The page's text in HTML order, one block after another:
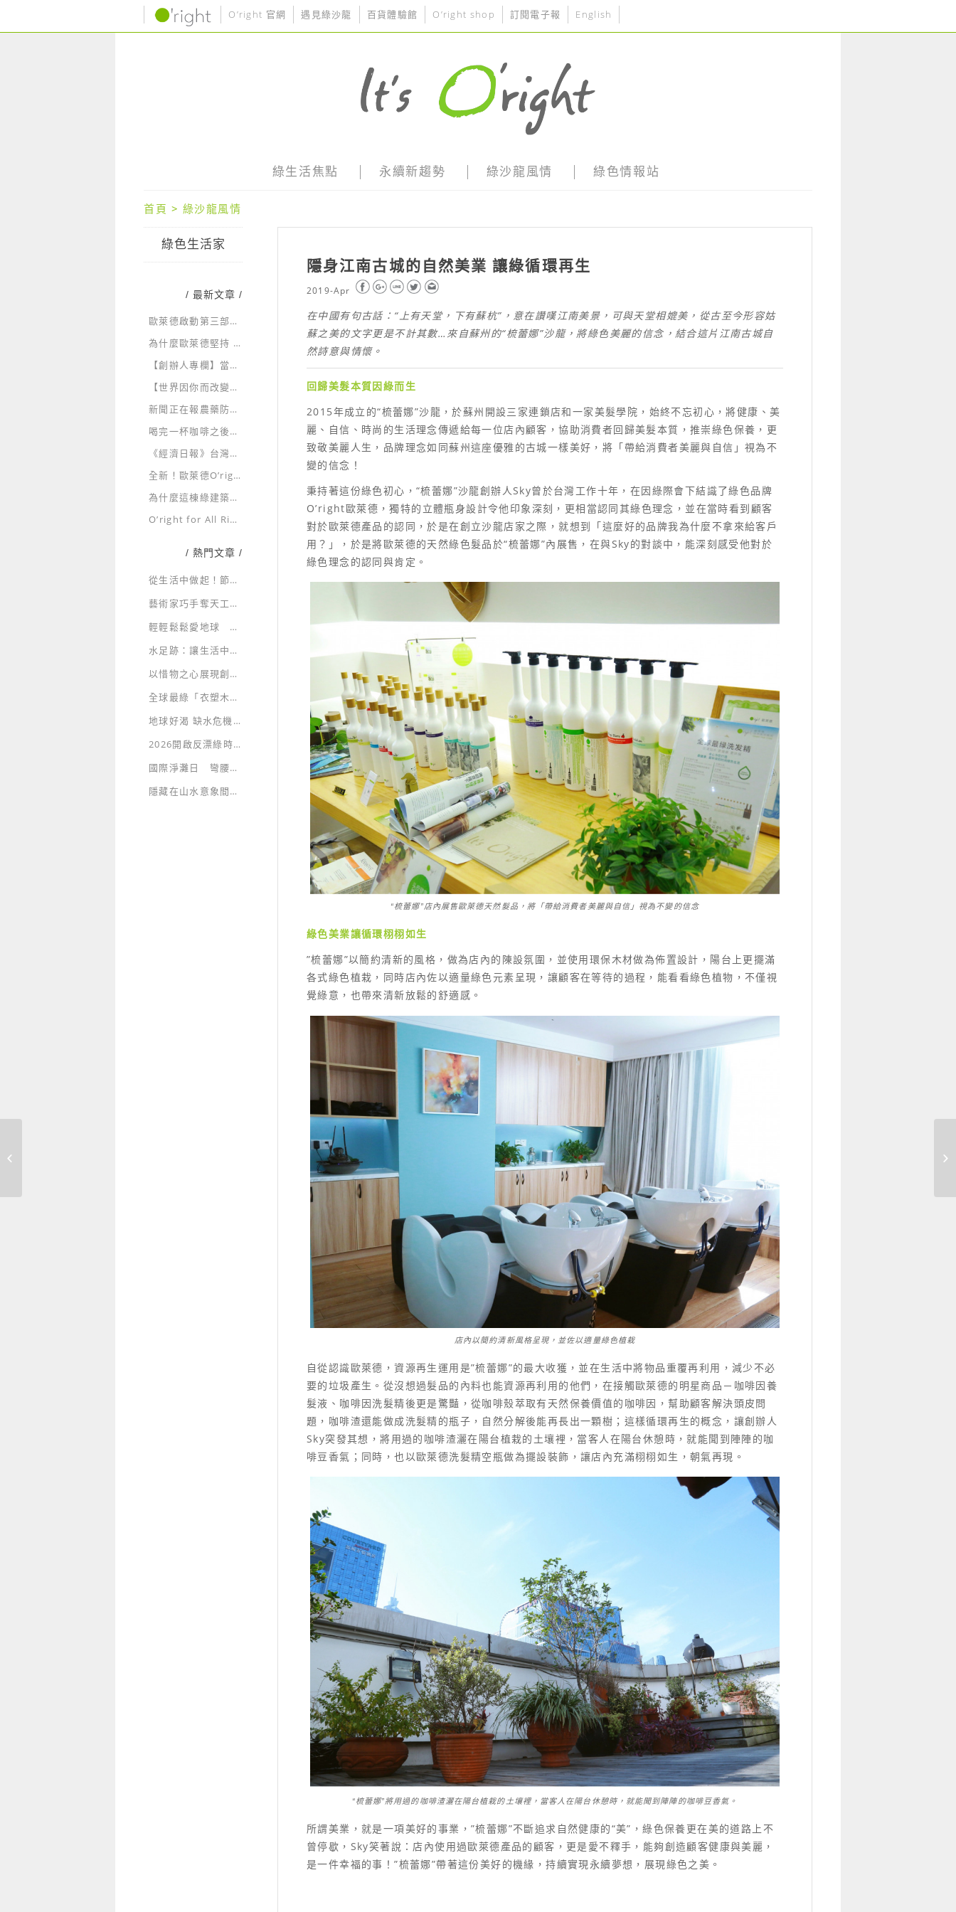
O’right 官網 遇見綠沙龍 百貨體驗館 O’right shop 訂閱電子報 English
綠生活焦點 永續新趨勢 綠沙龍風情 綠色情報站
首頁 > 綠沙龍風情
隱身江南古城的自然美業 讓綠循環再生
2019-Apr
在中國有句古話： “上有天堂，下有蘇杭” ，意在讚嘆江南美景，可與天堂相媲美，從古至今形容姑
蘇之美的文字更是不計其數…來自蘇州的“梳蕾娜”沙龍，將綠色美麗的信念，結合這片江南古城自
然詩意與情懷。
回歸美髮本質因綠而生
2015年成立的“梳蕾娜”沙龍，於蘇州開設三家連鎖店和一家美髮學院，始終不忘初心，將健康、美
麗、自信、時尚的生活理念傳遞給每一位店內顧客，協助消費者回歸美髮本質，推崇綠色保養，更
致敬美麗人生，品牌理念如同蘇州這座優雅的古城一樣美好，將「帶給消費者美麗與自信」視為不
變的信念！
秉持著這份綠色初心，“梳蕾娜”沙龍創辦人Sky曾於台灣工作十年，在因綠際會下結識了綠色品牌
O’right歐萊德，獨特的立體瓶身設計令他印象深刻，更相當認同其綠色理念，並在當時看到顧客
對於歐萊德產品的認同，於是在創立沙龍店家之際，就想到「這麼好的品牌我為什麼不拿來給客戶
用？」，於是將歐萊德的天然綠色髮品於“梳蕾娜”內展售，在與Sky的對談中，能深刻感受他對於
綠色理念的認同與肯定。
“梳蕾娜”店內展售歐萊德天然髮品，將「帶給消費者美麗與自信」視為不變的信念
綠色美業讓循環栩栩如生
”梳蕾娜”以簡約清新的風格，做為店內的陳設氛圍，並使用環保木材做為佈置設計，陽台上更擺滿
各式綠色植栽，同時店內佐以適量綠色元素呈現，讓顧客在等待的過程，能看看綠色植物，不僅視
覺綠意，也帶來清新放鬆的舒適感。
店內以簡約清新風格呈現，並佐以適量綠色植栽
自從認識歐萊德，資源再生運用是”梳蕾娜”的最大收獲，並在生活中將物品重覆再利用，減少不必
要的垃圾產生。從沒想過髮品的內料也能資源再利用的他們，在接觸歐萊德的明星商品－咖啡因養
髮液、咖啡因洗髮精後更是驚豔，從咖啡殼萃取有天然保養價值的咖啡因，幫助顧客解決頭皮問
題，咖啡渣還能做成洗髮精的瓶子，自然分解後能再長出一顆樹；這樣循環再生的概念，讓創辦人
Sky突發其想，將用過的咖啡渣灑在陽台植栽的土壤裡，當客人在陽台休憩時，就能聞到陣陣的咖
啡豆香氣；同時，也以歐萊德洗髮精空瓶做為擺設裝飾，讓店內充滿栩栩如生，朝氣再現。
“梳蕾娜”將用過的咖啡渣灑在陽台植栽的土壤裡，當客人在陽台休憩時，就能聞到陣陣的咖啡豆香氣。
所謂美業，就是一項美好的事業，”梳蕾娜”不斷追求自然健康的“美”，綠色保養更在美的道路上不
曾停歇，Sky笑著說：店內使用過歐萊德產品的顧客，更是愛不釋手，能夠創造顧客健康與美麗，
是一件幸福的事！”梳蕾娜”帶著這份美好的機緣，持續實現永續夢想，展現綠色之美。
綠色生活家
/ 最新文章 /
歐萊德啟動第三部國際公益氣候紀錄片
為什麼歐萊德堅持 100% 綠電製造？
【創辦人專欄】當萊雅、LVMH砸百萬遊說，更顯PIF重要！台灣美妝業準備好被世界驗證了嗎？
【世界因你而改變】TogetherGreener
新聞正在報農藥防蚊液，而你每天擦在孩子身上的那瓶，真的了解成分嗎？
喝完一杯咖啡之後，故事還沒有結束
《經濟日報》台灣首家美妝業者 歐萊德全產品PIF建置
全新！歐萊德O’right 經典四胜肽養髮液
為什麼這棟綠建築每天有人參訪？
O’right for All Rights 為所有生命的美好而存在
/ 熱門文章 /
從生活中做起！節約用水，省水大作戰！
藝術家巧手奪天工 環保藝術展新貌
輕輕鬆鬆愛地球 一起走入綠生活
水足跡：讓生活中耗用的水資源無所遁形
以惜物之心展現創意 “廢棄物”也能華麗轉身 再現永續價值
全球最綠「衣塑木」招牌 獨創永續新時尚
地球好渴 缺水危機急速蔓延
2026開啟反漂綠時代，假ESG企業將原形畢露
國際淨灘日 彎腰向大自然示愛
隱藏在山水意象間的綠建築生態美學